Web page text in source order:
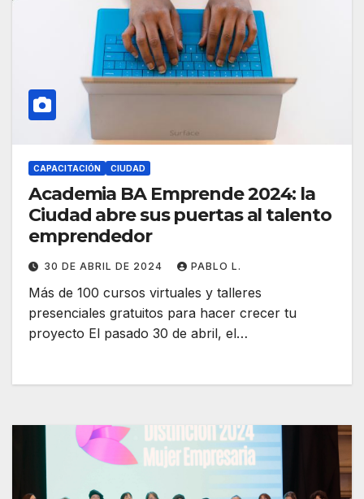
CAPACITACIÓN CIUDAD
Academia BA Emprende 2024: la
Ciudad abre sus puertas al talento
emprendedor
30 DE ABRIL DE 2024 PABLO L.
Más de 100 cursos virtuales y talleres
presenciales gratuitos para hacer crecer tu
proyecto El pasado 30 de abril, el…